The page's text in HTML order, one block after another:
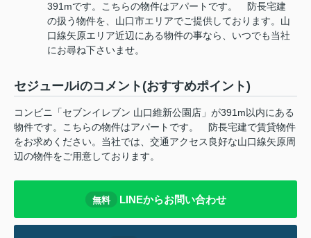
391mです。こちらの物件はアパートです。 防長宅建
の扱う物件を、山口市エリアでご提供しております。山
口線矢原エリア近辺にある物件の事なら、いつでも当社
にお尋ね下さいませ。
セジュールiのコメント(おすすめポイント)
コンビニ「セブンイレブン 山口維新公園店」が391m以内にある
物件です。こちらの物件はアパートです。 防長宅建で賃貸物件
をお求めください。当社では、交通アクセス良好な山口線矢原周
辺の物件をご用意しております。
無料 LINEからお問い合わせ